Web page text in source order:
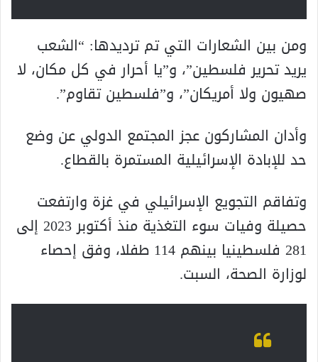
ومن بين الشعارات التي تم ترديدها: “الشعب
يريد تحرير فلسطين”، و”يا أحرار في كل مكان، لا
صهيون ولا أمريكان”، و”فلسطين تقاوم”.
وأدان المشاركون عجز المجتمع الدولي عن وضع
حد للإبادة الإسرائيلية المستمرة بالقطاع.
وتفاقم التجويع الإسرائيلي في غزة وارتفعت
حصيلة وفيات سوء التغذية منذ أكتوبر 2023 إلى
281 فلسطينيا بينهم 114 طفلا، وفق إحصاء
لوزارة الصحة، السبت.